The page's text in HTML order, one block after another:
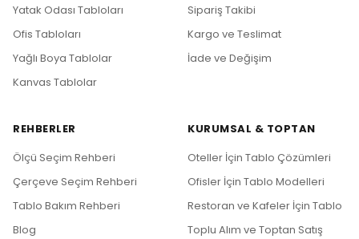
Yatak Odası Tabloları
Ofis Tabloları
Yağlı Boya Tablolar
Kanvas Tablolar
Sipariş Takibi
Kargo ve Teslimat
İade ve Değişim
REHBERLER
Ölçü Seçim Rehberi
Çerçeve Seçim Rehberi
Tablo Bakım Rehberi
Blog
KURUMSAL & TOPTAN
Oteller İçin Tablo Çözümleri
Ofisler İçin Tablo Modelleri
Restoran ve Kafeler İçin Tablo
Toplu Alım ve Toptan Satış